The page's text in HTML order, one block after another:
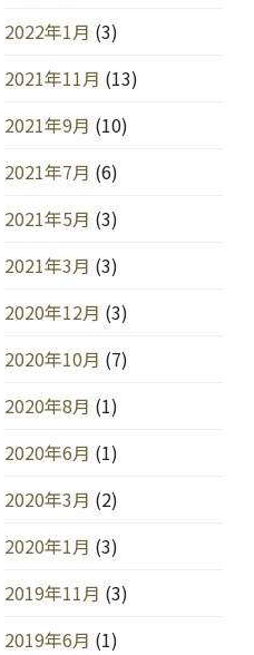
2022年1月 (3)
2021年11月 (13)
2021年9月 (10)
2021年7月 (6)
2021年5月 (3)
2021年3月 (3)
2020年12月 (3)
2020年10月 (7)
2020年8月 (1)
2020年6月 (1)
2020年3月 (2)
2020年1月 (3)
2019年11月 (3)
2019年6月 (1)